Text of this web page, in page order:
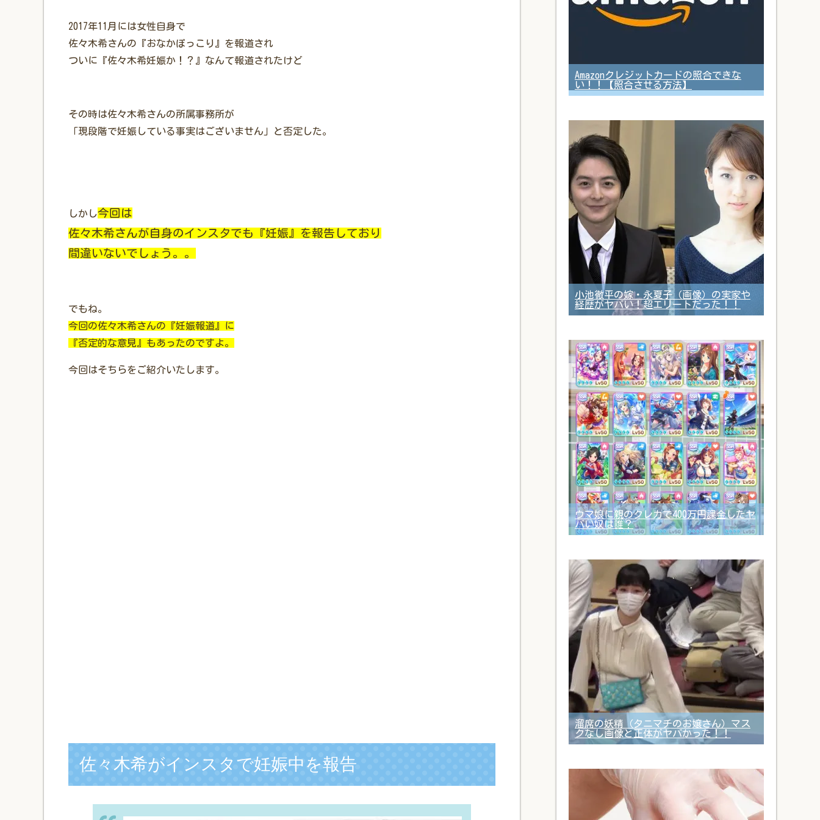
2017年11月には女性自身で
佐々木希さんの『おなかぽっこり』を報道され
ついに『佐々木希妊娠か！？』なんて報道されたけど
その時は佐々木希さんの所属事務所が
「現段階で妊娠している事実はございません」と否定した。
しかし今回は
佐々木希さんが自身のインスタでも『妊娠』を報告しており
間違いないでしょう。。
でもね。
今回の佐々木希さんの『妊娠報道』に
『否定的な意見』もあったのですよ。
今回はそちらをご紹介いたします。
佐々木希がインスタで妊娠中を報告
Amazonクレジットカードの照合できな
い！！【照合させる方法】
小池徹平の嫁・永夏子（画像）の実家や
経歴がヤバい！超エリートだった！！
ウマ娘に親のクレカで400万円課金したヤ
バい奴は誰？
溜席の妖精（タニマチのお嬢さん）マス
クなし画像と正体がヤバかった！！